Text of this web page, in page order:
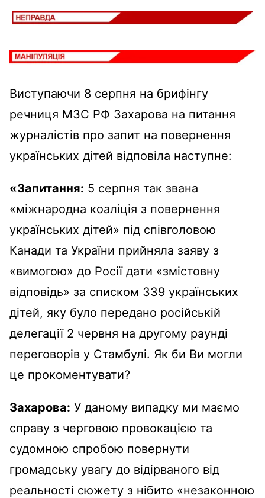
Виступаючи 8 серпня на брифінгу
речниця МЗС РФ Захарова на питання
журналістів про запит на повернення
українських дітей відповіла наступне:
«Запитання: 5 серпня так звана
«міжнародна коаліція з повернення
українських дітей» під співголовою
Канади та України прийняла заяву з
«вимогою» до Росії дати «змістовну
відповідь» за списком 339 українських
дітей, яку було передано російській
делегації 2 червня на другому раунді
переговорів у Стамбулі. Як би Ви могли
це прокоментувати?
Захарова: У даному випадку ми маємо
справу з черговою провокацією та
судомною спробою повернути
громадську увагу до відірваного від
реальності сюжету з нібито «незаконною